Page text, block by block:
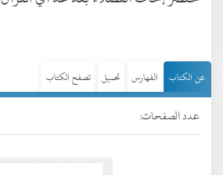
عن الكتاب الفهارس تحميل تصفح الكتاب
عدد الصفحات: